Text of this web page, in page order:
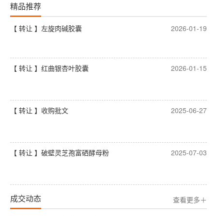
精品推荐
【 转让 】左旋肉碱胶囊 2026-01-19
【 转让 】红曲银杏叶胶囊 2026-01-15
【 转让 】收购批文 2025-06-27
【 转让 】破壁灵芝孢富硒酵母粉 2025-07-03
成交动态 查看更多＋